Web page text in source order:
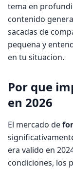
tema en
contenido
sacadas de
pequena y
en tu situacion.
Por que
en 2026
El mercado de
era valido en
condiciones, los